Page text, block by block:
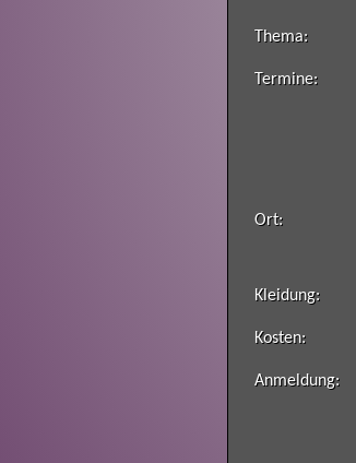
Thema:
Termine:
Ort:
Kleidung:
Kosten:
Anmeldung: